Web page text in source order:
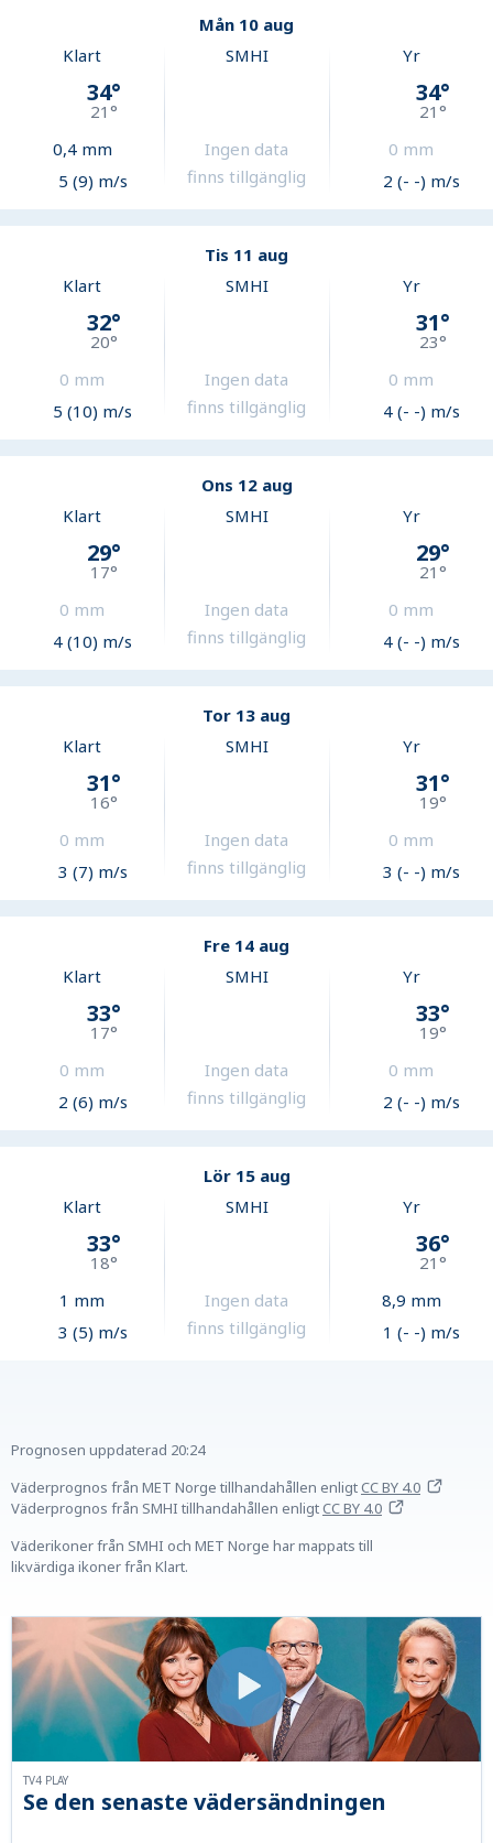
Mån 10 aug
Klart
34°
21°
0,4mm
5 (9) m/s
SMHI
Ingen data
finns tillgänglig
Yr
34°
21°
0 mm
2 (- -) m/s
Tis 11 aug
Klart
32°
20°
0 mm
5 (10) m/s
SMHI
Ingen data
finns tillgänglig
Yr
31°
23°
0 mm
4 (- -) m/s
Ons 12 aug
Klart
29°
17°
0 mm
4 (10) m/s
SMHI
Ingen data
finns tillgänglig
Yr
29°
21°
0 mm
4 (- -) m/s
Tor 13 aug
Klart
31°
16°
0 mm
3 (7) m/s
SMHI
Ingen data
finns tillgänglig
Yr
31°
19°
0 mm
3 (- -) m/s
Fre 14 aug
Klart
33°
17°
0 mm
2 (6) m/s
SMHI
Ingen data
finns tillgänglig
Yr
33°
19°
0 mm
2 (- -) m/s
Lör 15 aug
Klart
33°
18°
1 mm
3 (5) m/s
SMHI
Ingen data
finns tillgänglig
Yr
36°
21°
8,9 mm
1 (- -) m/s
Prognosen uppdaterad 20:24
Väderprognos från MET Norge tillhandahållen enligtCC BY 4.0
Väderprognos från SMHI tillhandahållen enligtCC BY 4.0
Väderikoner från SMHI och MET Norge har mappats till
likvärdiga ikoner från Klart.
Se den senaste vädersändningen
TV4 PLAY